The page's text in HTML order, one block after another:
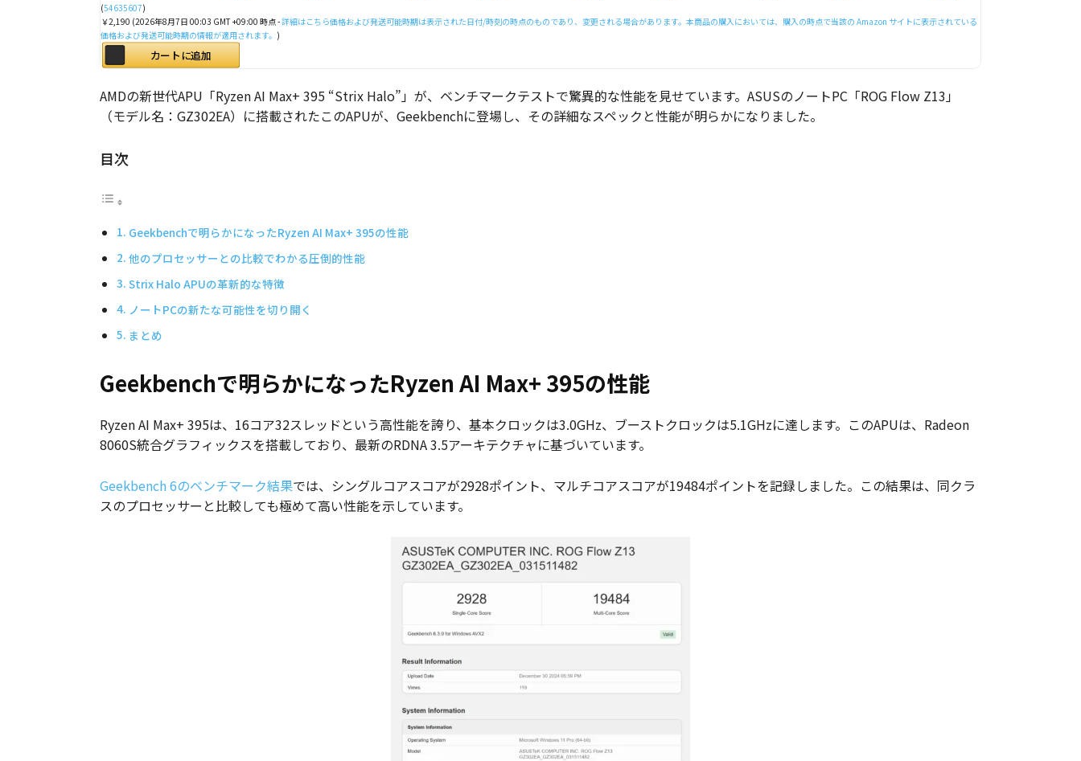
(54635607)
￥2,190 (2026年8月7日 00:03 GMT +09:00 時点 -詳細はこちら価格および発送可能時期は表示された日付/時刻の時点のものであり、変更される場合があります。本商品の購入においては、購入の時点で当該の Amazon サイトに表示されている
価格および発送可能時期の情報が適用されます。 )
カートに追加
AMDの新世代APU「Ryzen AI Max+ 395 “Strix Halo”」が、ベンチマークテストで驚異的な性能を見せています。ASUSのノートPC「ROG Flow Z13」
（モデル名：GZ302EA）に搭載されたこのAPUが、Geekbenchに登場し、その詳細なスペックと性能が明らかになりました。
目次
Geekbenchで明らかになったRyzen AI Max+ 395の性能
他のプロセッサーとの比較でわかる圧倒的性能
Strix Halo APUの革新的な特徴
ノートPCの新たな可能性を切り開く
まとめ
Geekbenchで明らかになったRyzen AI Max+ 395の性能
Ryzen AI Max+ 395は、16コア32スレッドという高性能を誇り、基本クロックは3.0GHz、ブーストクロックは5.1GHzに達します。このAPUは、Radeon
8060S統合グラフィックスを搭載しており、最新のRDNA 3.5アーキテクチャに基づいています。
Geekbench 6のベンチマーク結果では、シングルコアスコアが2928ポイント、マルチコアスコアが19484ポイントを記録しました。この結果は、同クラ
スのプロセッサーと比較しても極めて高い性能を示しています。